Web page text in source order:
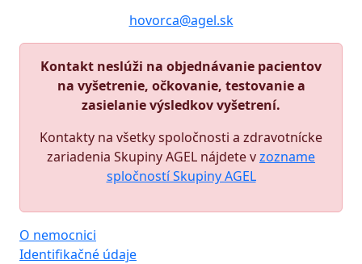
hovorca@agel.sk
Kontakt neslúži na objednávanie pacientov
na vyšetrenie, očkovanie, testovanie a
zasielanie výsledkov vyšetrení.
Kontakty na všetky spoločnosti a zdravotnícke
zariadenia Skupiny AGEL nájdete vzozname
spločností Skupiny AGEL
O nemocnici
Identifikačné údaje